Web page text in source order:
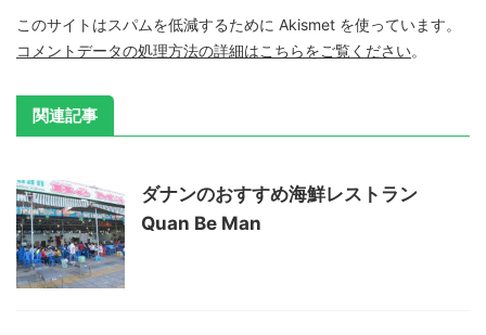
このサイトはスパムを低減するために Akismet を使っています。
コメントデータの処理方法の詳細はこちらをご覧ください。
関連記事
ダナンのおすすめ海鮮レストラン
Quan Be Man